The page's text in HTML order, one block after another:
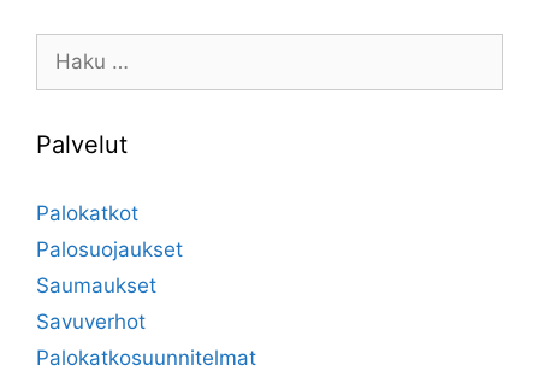
Haku:
Palvelut
Palokatkot
Palosuojaukset
Saumaukset
Savuverhot
Palokatkosuunnitelmat